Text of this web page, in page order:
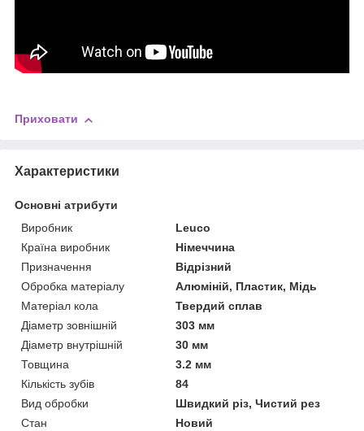
Приховати
Характеристики
Основні атрибути
Виробник
Leuco
Країна виробник
Німеччина
Призначення
Відрізний
Обробка матеріалу
Алюміній, Пластик, Мідь
Матеріал кола
Твердий сплав
Діаметр зовнішній
303 мм
Діаметр внутрішній
30 мм
Товщина
3.2 мм
Кількість зубів
84
Вид обробки
Швидкий різ, Чистий рез
Стан
Новий